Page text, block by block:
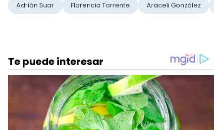
Adrián Suar Florencia Torrente Araceli González